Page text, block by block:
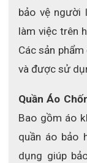
bảo vệ người
làm việc trên
Các sản
và được sử
Bao gồm áo
quần áo bảo
dụng giúp